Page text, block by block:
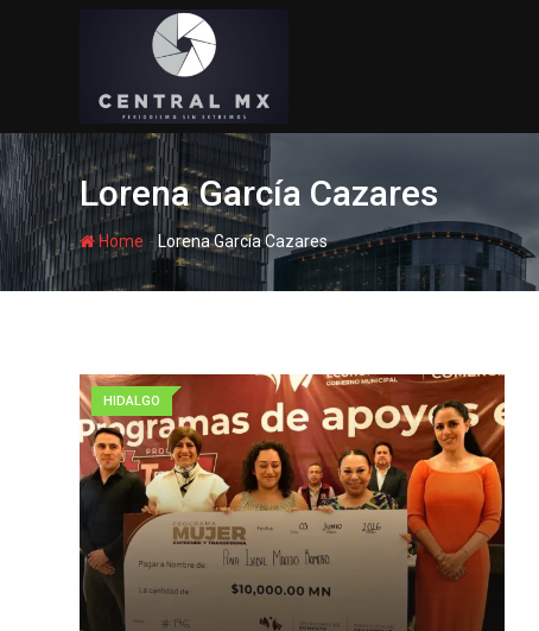
Lorena García Cazares
Home - Lorena García Cazares
HIDALGO